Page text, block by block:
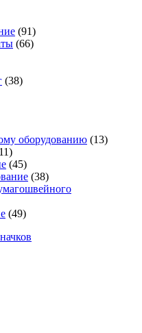
(91)
(66)
(38)
оборудованию (13)
(45)
(38)
(49)